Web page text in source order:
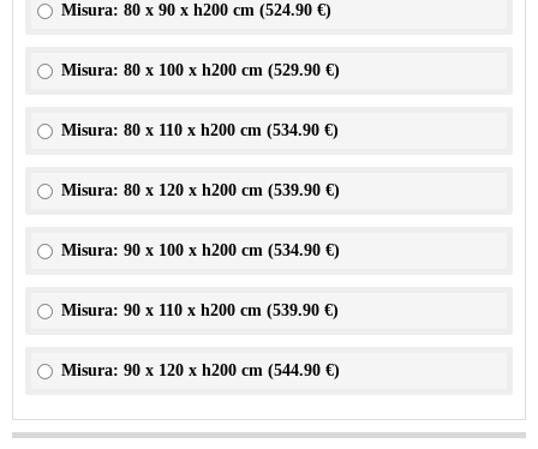
Misura: 80 x 90 x h200 cm (524.90 €)
Misura: 80 x 100 x h200 cm (529.90 €)
Misura: 80 x 110 x h200 cm (534.90 €)
Misura: 80 x 120 x h200 cm (539.90 €)
Misura: 90 x 100 x h200 cm (534.90 €)
Misura: 90 x 110 x h200 cm (539.90 €)
Misura: 90 x 120 x h200 cm (544.90 €)